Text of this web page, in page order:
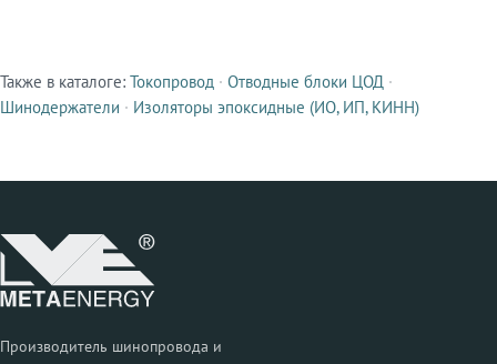
Смежные продукты
Также в каталоге: Токопровод · Отводные блоки ЦОД ·
Шинодержатели · Изоляторы эпоксидные (ИО, ИП, КИНН)
Производитель шинопровода и